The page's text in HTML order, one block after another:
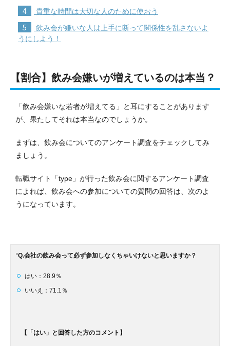
4 貴重な時間は大切な人のために使おう
5
飲み会が嫌いな人は上手に断って関係性を乱さないよ
うにしよう！
【割合】飲み会嫌いが増えているのは本当？
「飲み会嫌いな若者が増えてる」と耳にすることがあります
が、果たしてそれは本当なのでしょうか。
まずは、飲み会についてのアンケート調査をチェックしてみ
ましょう。
転職サイト「type」が行った飲み会に関するアンケート調査
によれば、飲み会への参加についての質問の回答は、次のよ
うになっています。
“Q.会社の飲み会って必ず参加しなくちゃいけないと思いますか？
はい：28.9％
いいえ：71.1％
【「はい」と回答した方のコメント】